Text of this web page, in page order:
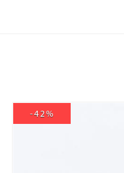
-42%